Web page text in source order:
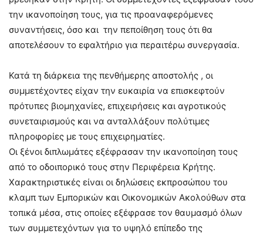
την ικανοποίηση τους, για τις προαναφερόμενες
συναντήσεις, όσο και την πεποίθηση τους ότι θα
αποτελέσουν το εφαλτήριο για περαιτέρω συνεργασία.
Κατά τη διάρκεια της πενθήμερης αποστολής , οι
συμμετέχοντες είχαν την ευκαιρία να επισκεφτούν
πρότυπες βιομηχανίες, επιχειρήσεις και αγροτικούς
συνεταιρισμούς και να ανταλλάξουν πολύτιμες
πληροφορίες με τους επιχειρηματίες.
Οι ξένοι διπλωμάτες εξέφρασαν την ικανοποίηση τους
από το οδοιπορικό τους στην Περιφέρεια Κρήτης.
Χαρακτηριστικές είναι οι δηλώσεις εκπροσώπου του
κλαμπ των Εμπορικών και Οικονομικών Ακολούθων στα
τοπικά μέσα, στις οποίες εξέφρασε τον θαυμασμό όλων
των συμμετεχόντων για το υψηλό επίπεδο της